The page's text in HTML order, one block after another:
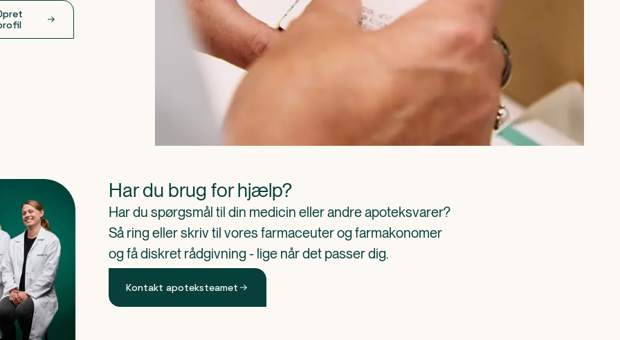
Har du brug for hjælp?
Har du spørgsmål til din medicin eller andre apoteksvarer?
Så ring eller skriv til vores farmaceuter og farmakonomer
og få diskret rådgivning - lige når det passer dig.
Kontakt apoteksteamet